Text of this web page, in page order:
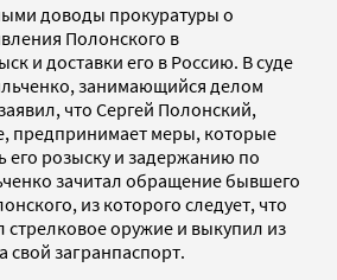
доводы прокуратуры о
Полонского в
и доставки его в Россию. В суде
занимающийся делом
что Сергей Полонский,
предпринимает меры, которые
его розыску и задержанию по
зачитал обращение бывшего
из которого следует, что
оружие и выкупил из
свой загранпаспорт.